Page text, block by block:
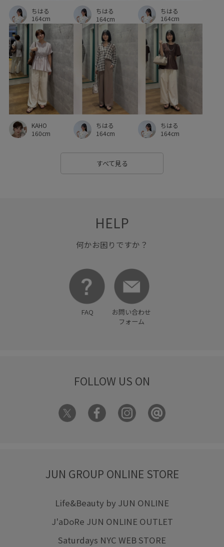
ちはる
164cm
ちはる
164cm
ちはる
164cm
KAHO
160cm
ちはる
164cm
ちはる
164cm
すべて見る
HELP
何かお困りですか？
FAQ
お問い合わせ
フォーム
FOLLOW US ON
JUN GROUP ONLINE STORE
Life&Beauty by JUN ONLINE
J'aDoRe JUN ONLINE OUTLET
Saturdays NYC WEB STORE